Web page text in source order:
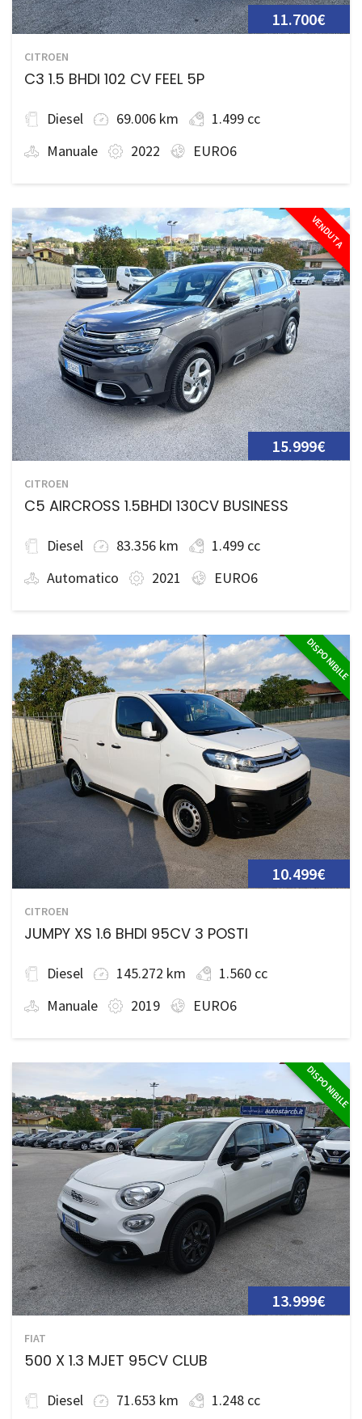
11.700€
CITROEN
C3 1.5 BHDI 102 CV FEEL 5P
Diesel 69.006 km
1.499 cc
Manuale
2022 EURO6
VENDUTA
15.999€
CITROEN
C5 AIRCROSS 1.5BHDI 130CV BUSINESS
Diesel 83.356 km
1.499 cc
Automatico
2021 EURO6
DISPONIBILE
10.499€
CITROEN
JUMPY XS 1.6 BHDI 95CV 3 POSTI
Diesel 145.272 km
1.560 cc
Manuale
2019 EURO6
DISPONIBILE
13.999€
FIAT
500 X 1.3 MJET 95CV CLUB
Diesel 71.653 km
1.248 cc